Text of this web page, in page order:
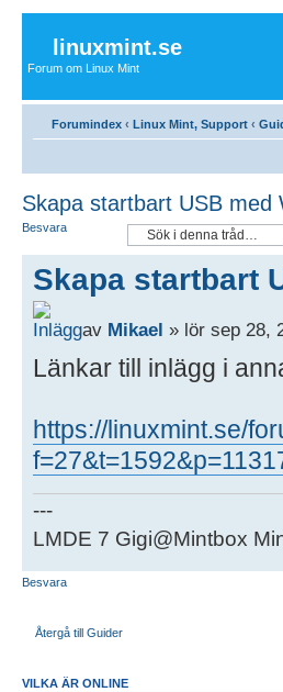
linuxmint.se
Forum om Linux Mint
Forumindex ‹ Linux Mint, Support ‹
Skapa startbart USB med
Besvara
Skapa startbart
av Mikael » lör sep 28,
Länkar till inlägg i
https://linuxmint.se/
---
LMDE 7 Gigi@Mintbox
Besvara
Återgå till Guider
VILKA ÄR ONLINE